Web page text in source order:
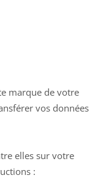
marque de votre
vos données
elles sur votre
: